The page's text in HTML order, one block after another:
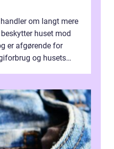
om langt mere
huset mod
er afgørende for
og husets